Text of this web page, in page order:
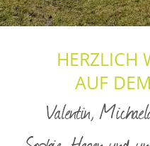
HERZLICH
AUF
Valentin,